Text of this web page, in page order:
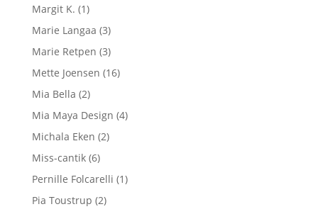
Margit K. (1)
Marie Langaa (3)
Marie Retpen (3)
Mette Joensen (16)
Mia Bella (2)
Mia Maya Design (4)
Michala Eken (2)
Miss-cantik (6)
Pernille Folcarelli (1)
Pia Toustrup (2)